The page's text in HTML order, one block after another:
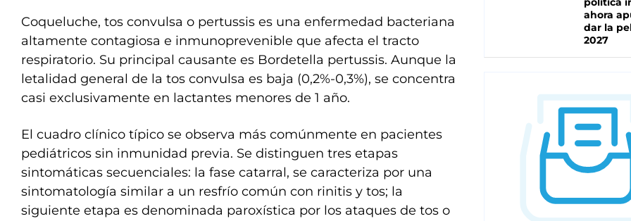
Coqueluche, tos convulsa o pertussis es una enfermedad bacteriana
altamente contagiosa e inmunoprevenible que afecta el tracto
respiratorio. Su principal causante es Bordetella pertussis. Aunque la
letalidad general de la tos convulsa es baja (0,2%-0,3%), se concentra
casi exclusivamente en lactantes menores de 1 año.
El cuadro clínico típico se observa más comúnmente en pacientes
pediátricos sin inmunidad previa. Se distinguen tres etapas
sintomáticas secuenciales: la fase catarral, se caracteriza por una
sintomatología similar a un resfrío común con rinitis y tos; la
siguiente etapa es denominada paroxística por los ataques de tos o
ahora
dar la
2027